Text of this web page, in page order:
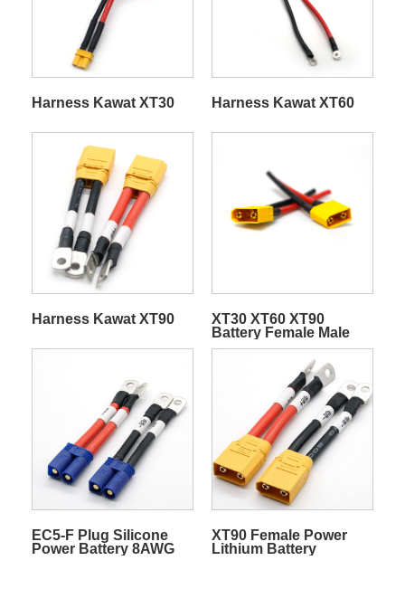
Harness Kawat XT30 Harness Kawat XT60
Harness Kawat XT90
XT30 XT60 XT90
Battery Female Male
Plug Silicone Wire For
RC Lipo Battery ESC
Motor Drone Electric
Scooter Power Adapter
EC5-F Plug Silicone
Power Battery 8AWG
XT90 Female Power
Lithium Battery